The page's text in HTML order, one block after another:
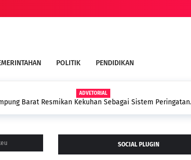
POLITIK PENDIDIKAN
ADVETORIAL
Barat Resmikan Kekuhan Sebagai Sistem Peringatan
SOCIAL PLUGIN